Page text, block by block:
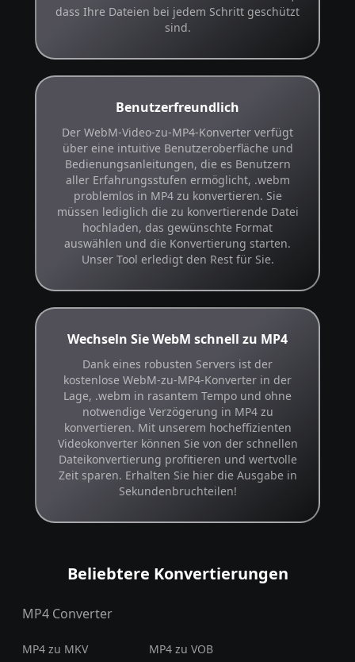
dass Ihre Dateien bei jedem Schritt geschützt
sind.
Benutzerfreundlich
Der WebM-Video-zu-MP4-Konverter verfügt
über eine intuitive Benutzeroberfläche und
Bedienungsanleitungen, die es Benutzern
aller Erfahrungsstufen ermöglicht, .webm
problemlos in MP4 zu konvertieren. Sie
müssen lediglich die zu konvertierende Datei
hochladen, das gewünschte Format
auswählen und die Konvertierung starten.
Unser Tool erledigt den Rest für Sie.
Wechseln Sie WebM schnell zu MP4
Dank eines robusten Servers ist der
kostenlose WebM-zu-MP4-Konverter in der
Lage, .webm in rasantem Tempo und ohne
notwendige Verzögerung in MP4 zu
konvertieren. Mit unserem hocheffizienten
Videokonverter können Sie von der schnellen
Dateikonvertierung profitieren und wertvolle
Zeit sparen. Erhalten Sie hier die Ausgabe in
Sekundenbruchteilen!
Beliebtere Konvertierungen
MP4 Converter
MP4 zu MKV MP4 zu VOB